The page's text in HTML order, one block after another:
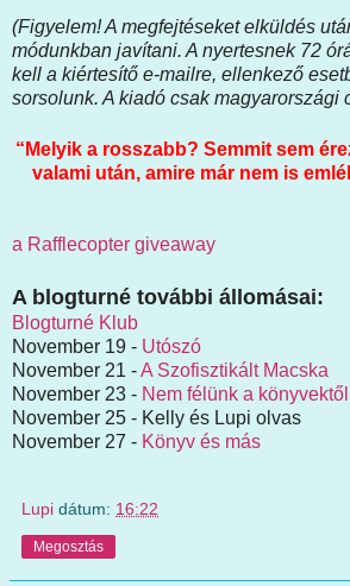
(Figyelem! A megfejtéseket elküldés
módunkban javítani. A nyertesnek 72
kell a kiértesítő e-mailre, ellenkező
sorsolunk. A kiadó csak magyarországi
“Melyik a rosszabb? Semmit sem
valami után, amire már nem is
a Rafflecopter giveaway
A blogturné további állomásai:
Blogturné Klub
November 19 - Utószó
November 21 -A Szofisztikált Macska
November 23 - Nem félünk a könyvektől
November 25 - Kelly és Lupi olvas
November 27 - Könyv és más
Lupi dátum: 16:22
Megosztás